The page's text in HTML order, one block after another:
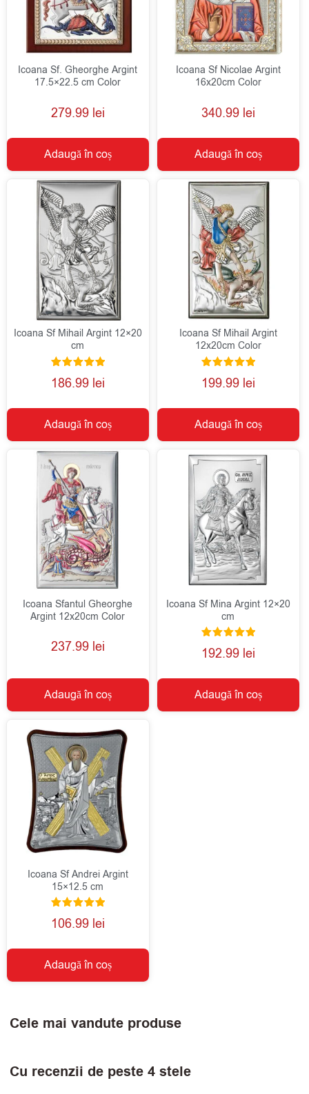
Icoana Sf. Gheorghe Argint
17.5×22.5 cm Color
279.99 lei
Adaugă în coș
Icoana Sf Nicolae Argint
16x20cm Color
340.99 lei
Adaugă în coș
Icoana Sf Mihail Argint 12×20
cm
Evaluat la
5.00
186.99 lei
Adaugă în coș
Icoana Sf Mihail Argint
12x20cm Color
Evaluat la
5.00
199.99 lei
Adaugă în coș
Icoana Sfantul Gheorghe
Argint 12x20cm Color
237.99 lei
Adaugă în coș
Icoana Sf Mina Argint 12×20
cm
Evaluat la
5.00
192.99 lei
Adaugă în coș
Icoana Sf Andrei Argint
15×12.5 cm
Evaluat la
5.00
106.99 lei
Adaugă în coș
Cele mai vandute produse
Cu recenzii de peste 4 stele